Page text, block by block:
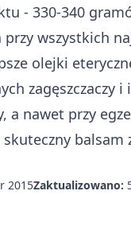
- 330-340
wszystkich
olejki
zagęszczaczy
a nawet przy
balsam
2015Zaktualizowano: